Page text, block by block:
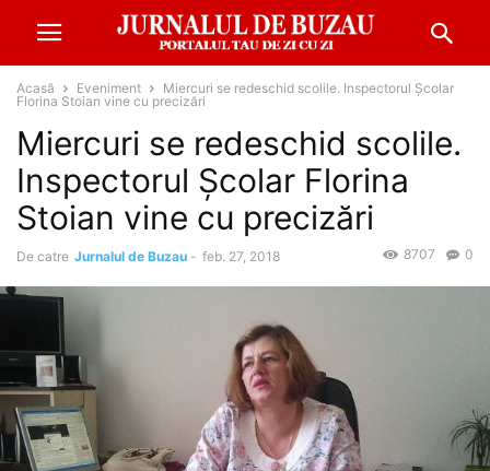
Acasă Eveniment
Miercuri se redeschid scolile. Inspectorul Şcolar
Florina Stoian vine cu precizări
Miercuri se redeschid scolile.
Inspectorul Şcolar Florina
Stoian vine cu precizări
De catre Jurnalul de Buzau - feb. 27, 2018 0
8707